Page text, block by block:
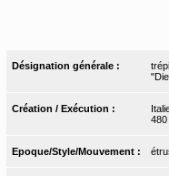
Désignation générale :
Création / Exécution :
Epoque/Style/Mouvement :